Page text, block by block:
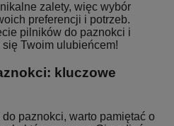
zalety, więc wybór
preferencji i potrzeb.
pilników do paznokci i
Twoim ulubieńcem!
kluczowe
paznokci, warto pamiętać o